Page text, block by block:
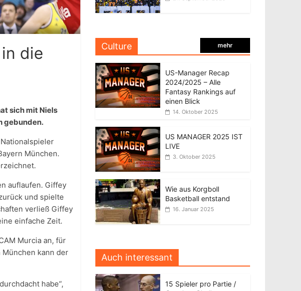
die
sich mit Niels
gebunden.
München.
auflaufen. Giffey
und spielte
verließ Giffey
einfache Zeit.
Murcia an, für
München kann der
habe“,
Culture mehr
US-Manager Recap
2024/2025 – Alle
Fantasy Rankings auf
einen Blick
14. Oktober 2025
US MANAGER 2025 IST
LIVE
3. Oktober 2025
Wie aus Korgboll
Basketball entstand
16. Januar 2025
Auch interessant
15 Spieler pro Partie /